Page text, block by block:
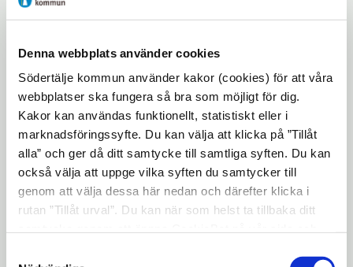
Denna webbplats använder cookies
Södertälje kommun använder kakor (cookies) för att våra
webbplatser ska fungera så bra som möjligt för dig.
Kakor kan användas funktionellt, statistiskt eller i
marknadsföringssyfte. Du kan välja att klicka på ”Tillåt
alla” och ger då ditt samtycke till samtliga syften. Du kan
också välja att uppge vilka syften du samtycker till
genom att välja dessa här nedan och därefter klicka i
rutan ”Tillåt urval”. Du kan när som helst ta tillbaka ditt
”exklusiva klubben” av kommuner som har
- Det känns väldigt roligt att Södertälje nu
blir en av 19 kommuner som har mer än 100
000 invånare. Självklart är det här ett
tillfälle att fira, men under rådande
omständigheter får vi lov att vänta. Någon
gång på andra sidan årsskiftet ska vi
uppmärksamma både den här milstolpen
och fira kommunens hundratusende
kommunstyrelsens ordförande.